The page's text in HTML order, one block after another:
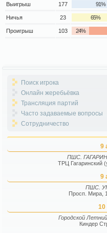
Выигрыш
177 91%
Ничья 23 65%
Проигрыш 103 24%
Поиск игрока
Онлайн жеребьёвка
Трансляция партий
Часто задаваемые вопросы
Сотрудничество
9
ПШС.
ТРЦ Гагаринский
9
ПШС.
Просп. Мира,
10
Городской
Киндер